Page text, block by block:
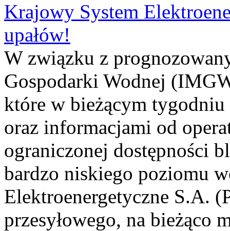
Krajowy System
upałów!
W związku z
Gospodarki Wodnej
które w bieżącym tygodniu
oraz informacjami od
ograniczonej dostępności
bardzo niskiego poziomu
Elektroenergetyczne S.A.
przesyłowego, na bieżąco